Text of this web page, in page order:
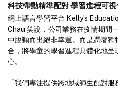
科技帶動精準配對 學習進程可
網上語言學習平台 Kelly’s
Chau 笑說，公司業務在疫情期間
中脫穎而出絕非幸運。而是憑著
合，將學童的學習進程具體化地
心。
「我們專注提供跨地域師生配對